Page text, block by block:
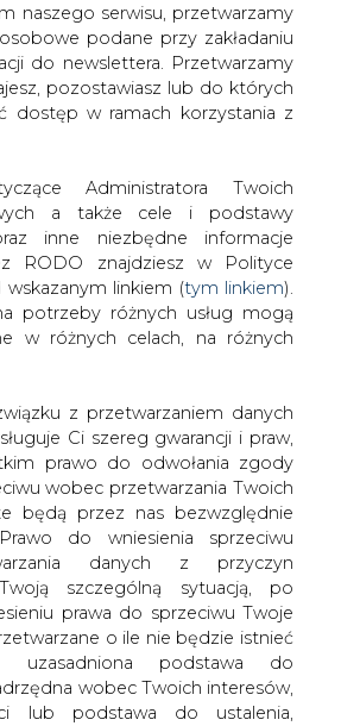
naszego serwisu, przetwarzamy
podane przy zakładaniu
do newslettera. Przetwarzamy
pozostawiasz lub do których
dostęp w ramach korzystania z
Administratora Twoich
a także cele i podstawy
inne niezbędne informacje
RODO znajdziesz w Polityce
linkiem (tym linkiem).
potrzeby różnych usług mogą
w różnych celach, na różnych
z przetwarzaniem danych
Ci szereg gwarancji i praw,
prawo do odwołania zgody
wobec przetwarzania Twoich
będą przez nas bezwzględnie
do wniesienia sprzeciwu
danych z przyczyn
szczególną sytuacją, po
prawa do sprzeciwu Twoje
o ile nie będzie istnieć
uzasadniona podstawa do
wobec Twoich interesów,
lub podstawa do ustalenia,
we wspólnym
KE ws. gazu i
energii
z sześciu grup
inicjatywy Jerzy Buzka
list, w którym
ramach tzw. taksonomii
finansowania)
odchodzenia
m.in. gazu jako paliwa
europosłów z 6 grup politycznych
Europę, EKR, Tożsamość i
z 14 państw członkowskich
Włochy, Finlandia, Grecja,
Słowacja, Węgry, Słowenia,